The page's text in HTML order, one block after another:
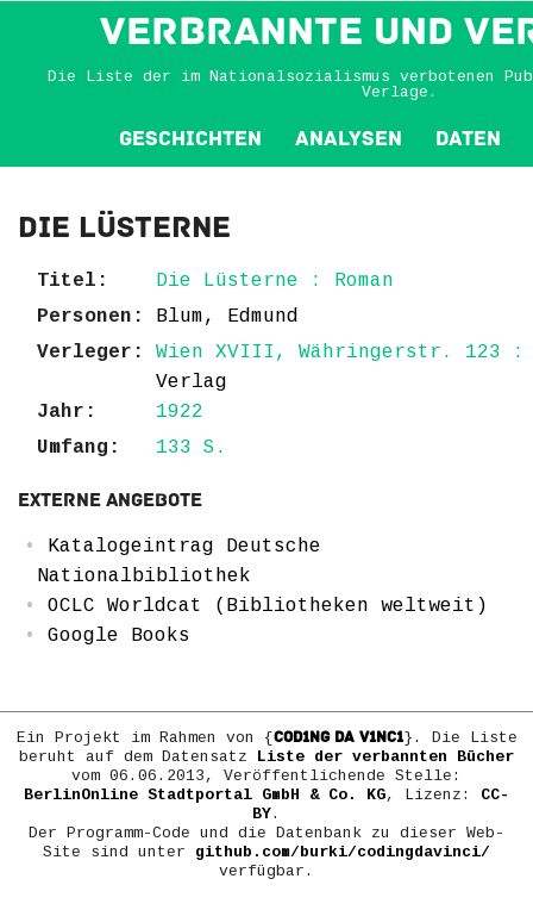
VERBRANNTE und
Die Liste der im Nationalsozialismus verbotenen
Verlage.
Geschichten Analysen Daten
Die Lüsterne
Titel:
Die Lüsterne : Roman
Personen:
Blum, Edmund
Verleger:
Wien XVIII, Währingerstr. 123
Verlag
Jahr:
1922
Umfang:
133 S.
Externe Angebote
Katalogeintrag Deutsche
Nationalbibliothek
OCLC Worldcat (Bibliotheken weltweit)
Google Books
Ein Projekt im Rahmen von {COD1NG DA V1NC1}. Die Liste
beruht auf dem Datensatz Liste der verbannten Bücher
vom 06.06.2013, Veröffentlichende Stelle:
BerlinOnline Stadtportal GmbH & Co. KG, Lizenz: CC-
BY.
Der Programm-Code und die Datenbank zu dieser Web-
Site sind unter github.com/burki/codingdavinci/
verfügbar.